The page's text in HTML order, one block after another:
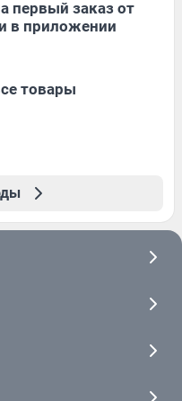
первый заказ от
в приложении
товары